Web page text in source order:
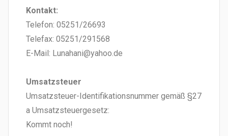
Kontakt:
Telefon: 05251/26693
Telefax: 05251/291568
E-Mail: Lunahani@yahoo.de
Umsatzsteuer
Umsatzsteuer-Identifikationsnummer gemäß §27
a Umsatzsteuergesetz:
Kommt noch!